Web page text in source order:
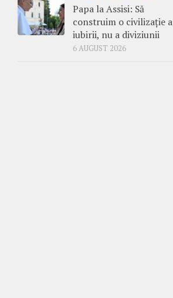
Papa la Assisi: Să
construim o civilizație a
iubirii, nu a diviziunii
6 AUGUST 2026